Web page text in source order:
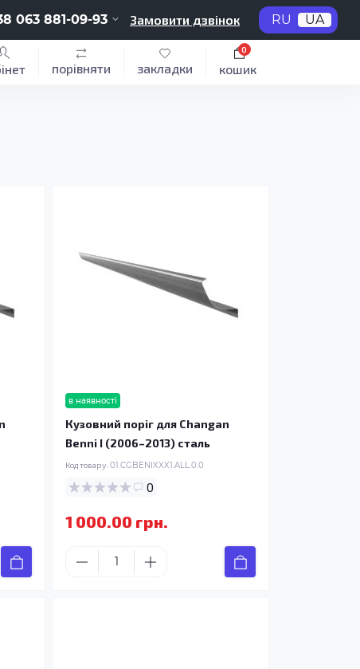
063 881-09-93 Замовити дзвінок RU UA
порівняти закладки кошик
0
в наявності
Кузовний поріг для Changan
Benni I (2006–2013) сталь
Код товару: 01.CGBENIXXX1.ALL.0.0
0
1 000.00 грн.